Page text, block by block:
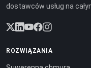
dostawców usług na
ROZWIĄZANIA